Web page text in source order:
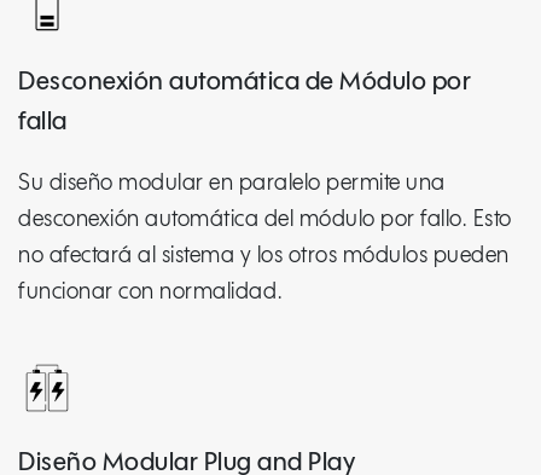
Desconexión automática de Módulo por
falla
Su diseño modular en paralelo permite una
desconexión automática del módulo por fallo. Esto
no afectará al sistema y los otros módulos pueden
funcionar con normalidad.
Diseño Modular Plug and Play